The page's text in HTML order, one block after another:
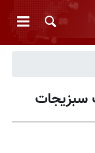
سبزیجات